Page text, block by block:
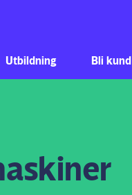
Utbildning Bli kund